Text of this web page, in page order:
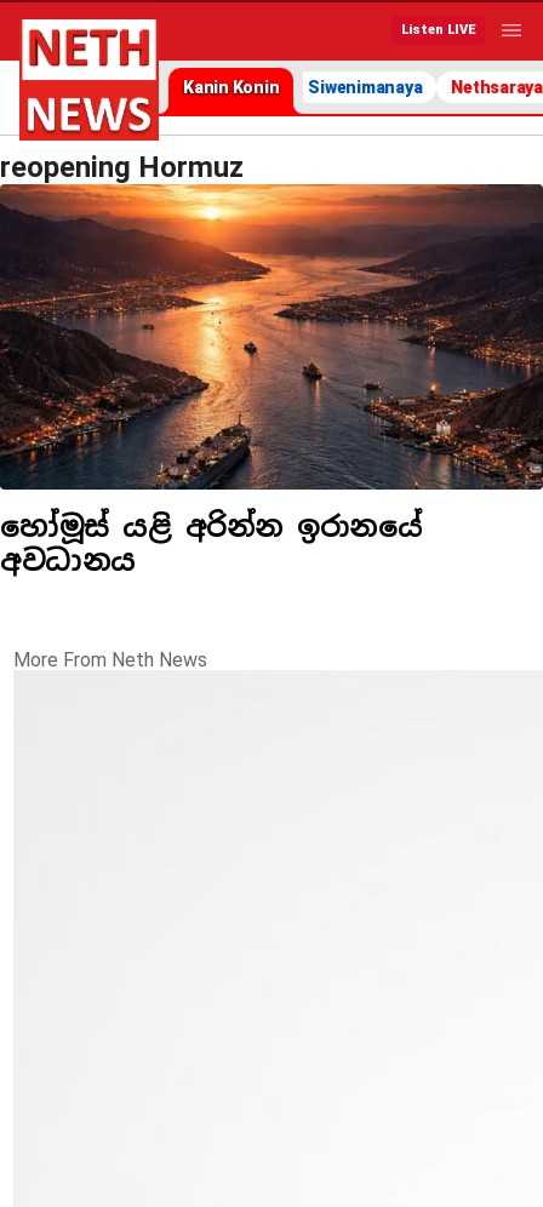
Listen LIVE
Kanin Konin Siwenimanaya Nethsaraya
reopening Hormuz
හෝමූස් යළි අරින්න ඉරානයේ
අවධානය
More From Neth News